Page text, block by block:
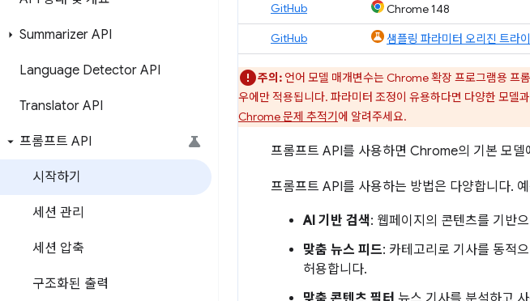
Summarizer API
Language Detector API
Translator API
프롬프트 API
시작하기
세션 관리
세션 압축
구조화된 출력
GitHub Chrome 148
GitHub 샘플링 파라미터 오리진 트라
주의: 언어 모델 매개변수는 Chrome 확장 프로그램용 프
우에만 적용됩니다. 파라미터 조정이 유용하다면 다양한 모델
Chrome 문제 추적기에 알려주세요.
프롬프트 API를 사용하면 Chrome의 기본 모델
프롬프트 API를 사용하는 방법은 다양합니다.
AI 기반 검색: 웹페이지의 콘텐츠를 기반
맞춤 뉴스 피드: 카테고리로 기사를 동적
허용합니다.